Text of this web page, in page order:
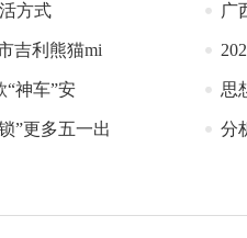
方式
吉利熊猫mi
“神车”安
”更多五一出
广
思
分